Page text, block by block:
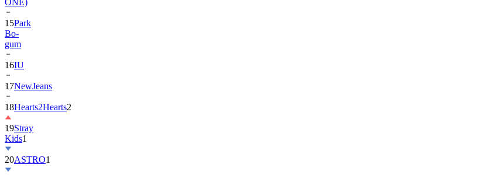
15Park
Bo-
gum
16IU
17NewJeans
18Hearts2Hearts
19Stray
Kids
20ASTRO
21EXO